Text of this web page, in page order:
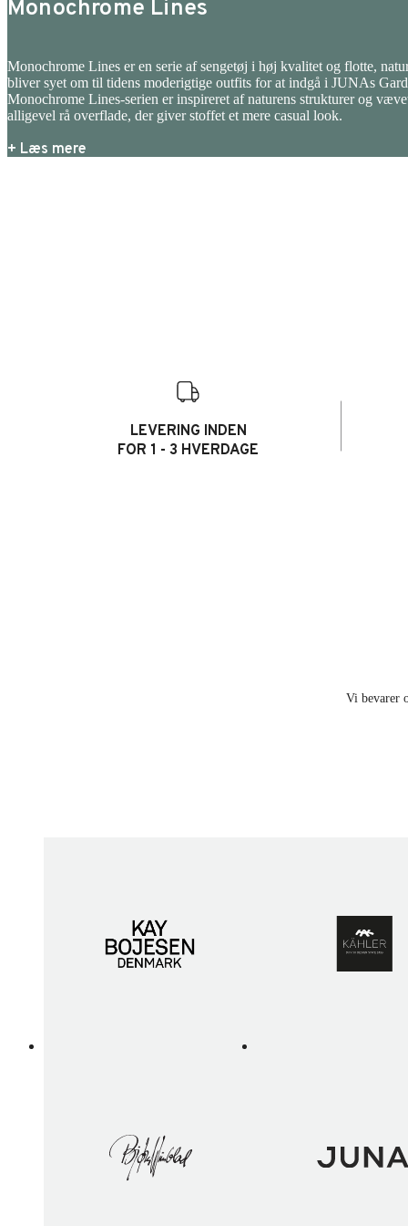
Monochrome Lines
Monochrome Lines er en serie af sengetøj i høj kvalitet og flotte,
bliver syet om til tidens moderigtige outfits for at indgå i JUNAs
Monochrome Lines-serien er inspireret af naturens strukturer og
alligevel rå overflade, der giver stoffet et mere casual look.
+ Læs mere
LEVERING INDEN
FOR 1 - 3 HVERDAGE
Vi bevarer